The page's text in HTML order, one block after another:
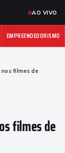
AO VIVO
EMPREENDEDORISMO
filmes de
filmes de